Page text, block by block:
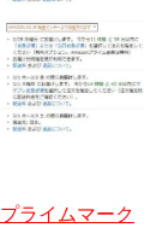
プライムマーク